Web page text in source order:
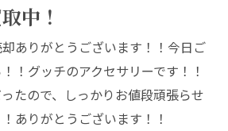
中！
ありがとうございます！！今日ご
！グッチのアクセサリーです！！
たので、しっかりお値段頑張らせ
ありがとうございます！！